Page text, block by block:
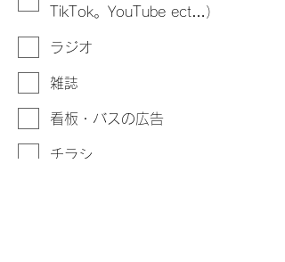
TikTok。YouTube ect…）
ラジオ
雑誌
看板・バスの広告
チラシ